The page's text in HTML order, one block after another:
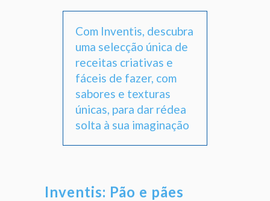
Com Inventis, descubra
uma selecção única de
receitas criativas e
fáceis de fazer, com
sabores e texturas
únicas, para dar rédea
solta à sua imaginação
Inventis: Pão e pães